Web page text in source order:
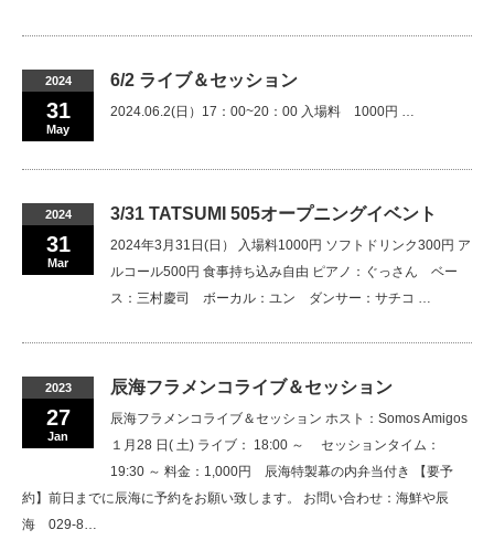
2024
31
May
6/2 ライブ＆セッション
2024.06.2(日）17：00~20：00 入場料 1000円 …
2024
31
Mar
3/31 TATSUMI 505オープニングイベント
2024年3月31日(日） 入場料1000円 ソフトドリンク300円 ア
ルコール500円 食事持ち込み自由 ピアノ：ぐっさん ベー
ス：三村慶司 ボーカル：ユン ダンサー：サチコ …
2023
27
Jan
辰海フラメンコライブ＆セッション
辰海フラメンコライブ＆セッション ホスト：Somos Amigos
１月28 日( 土) ライブ： 18:00 ～ セッションタイム：
19:30 ～ 料金：1,000円 辰海特製幕の内弁当付き 【要予
約】前日までに辰海に予約をお願い致します。 お問い合わせ：海鮮や辰
海 029-8…